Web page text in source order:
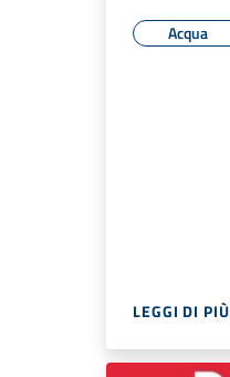
Acqua
LEGGI DI PIÙ